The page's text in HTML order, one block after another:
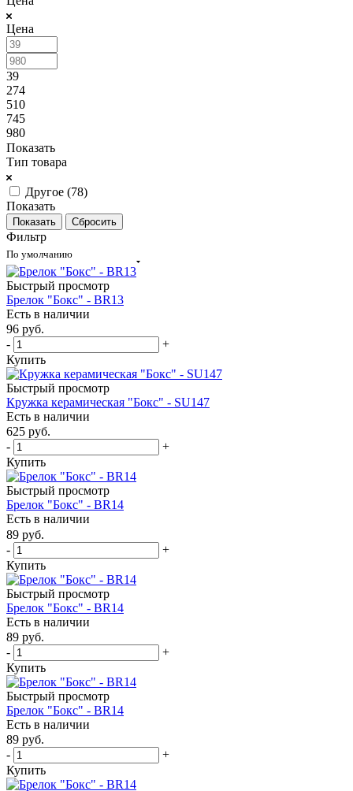
Цена
39
274
510
745
980
Показать
Тип товара
Другое (78)
Показать
Сбросить
Фильтр
По умолчанию
Быстрый просмотр
Брелок "Бокс" - BR13
Есть в наличии
96 руб.
-
+
Купить
Быстрый просмотр
Кружка керамическая "Бокс" - SU147
Есть в наличии
625 руб.
-
+
Купить
Быстрый просмотр
Брелок "Бокс" - BR14
Есть в наличии
89 руб.
-
+
Купить
Быстрый просмотр
Брелок "Бокс" - BR14
Есть в наличии
89 руб.
-
+
Купить
Быстрый просмотр
Брелок "Бокс" - BR14
Есть в наличии
89 руб.
-
+
Купить